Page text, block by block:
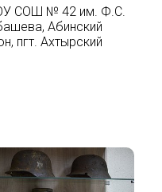
СОШ № 42 им. Ф.С.
Абинский
пгт. Ахтырский